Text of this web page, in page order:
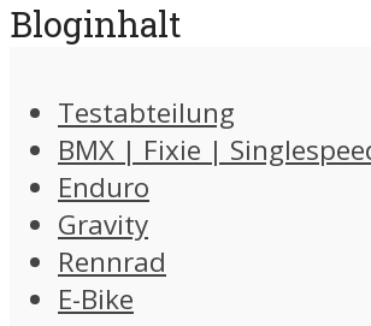
Bloginhalt
Testabteilung
BMX | Fixie |
Enduro
Gravity
Rennrad
E-Bike